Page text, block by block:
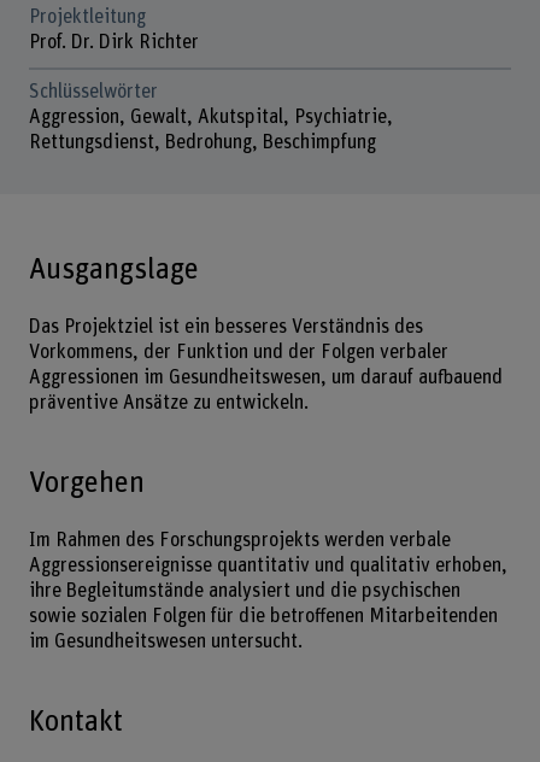
Projektleitung
Prof. Dr. Dirk Richter
Schlüsselwörter
Aggression, Gewalt, Akutspital, Psychiatrie,
Rettungsdienst, Bedrohung, Beschimpfung
Ausgangslage
Das Projektziel ist ein besseres Verständnis des
Vorkommens, der Funktion und der Folgen verbaler
Aggressionen im Gesundheitswesen, um darauf aufbauend
präventive Ansätze zu entwickeln.
Vorgehen
Im Rahmen des Forschungsprojekts werden verbale
Aggressionsereignisse quantitativ und qualitativ erhoben,
ihre Begleitumstände analysiert und die psychischen
sowie sozialen Folgen für die betroffenen Mitarbeitenden
im Gesundheitswesen untersucht.
Kontakt